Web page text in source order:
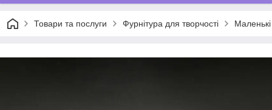
Товари та послуги Фурнітура для творчості